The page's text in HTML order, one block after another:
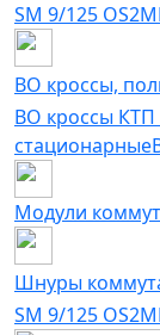
SM 9/125 OS2
ВО кроссы,
ВО кроссы
стационарные
Модули
Шнуры
SM 9/125 OS2